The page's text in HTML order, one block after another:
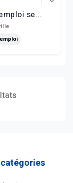
se...
catégories